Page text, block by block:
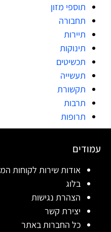
תוספי מזון
תחבורה
תיירות
תינוקות
תכשיטים
תעשייה
תקשורת
תרבות
תרופות
עמודים
אודות שירות לקוחות
בלוג
הצהרת נגישות
יצירת קשר
כל החברות באתר